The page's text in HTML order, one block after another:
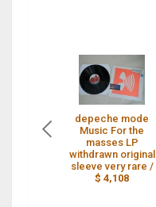
depeche mode
Music For the
masses LP
withdrawn original
sleeve very rare /
$ 4,108